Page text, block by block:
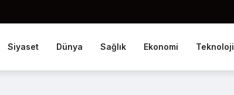
Siyaset Dünya Sağlık Ekonomi Teknoloji